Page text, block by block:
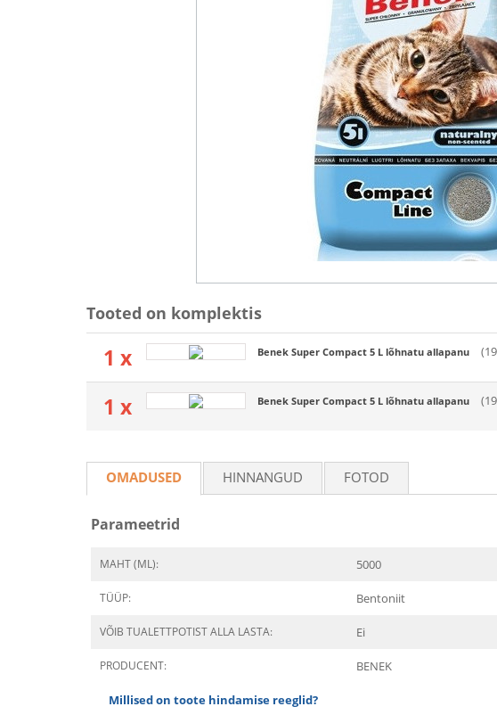
Tooted on komplektis
1 x Benek Super Compact 5 L lõhnatu allapanu
1 x Benek Super Compact 5 L lõhnatu allapanu
OMADUSED HINNANGUD FOTOD
Parameetrid
MAHT (ML): 5000
TÜÜP: Bentoniit
VÕIB TUALETTPOTIST ALLA LASTA: Ei
PRODUCENT: BENEK
Millised on toote hindamise reeglid?